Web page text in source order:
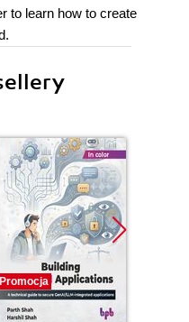
to learn how to create
Promocja